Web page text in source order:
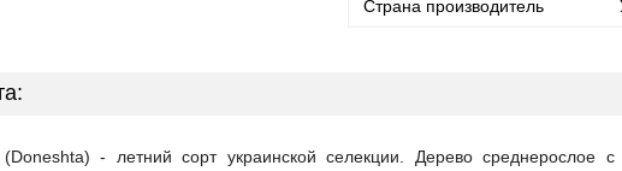
Страна производитель
- летний сорт украинской селекции. Дерево среднерослое с